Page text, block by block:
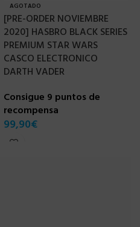
AGOTADO
[PRE-ORDER NOVIEMBRE
2020] HASBRO BLACK SERIES
PREMIUM STAR WARS
CASCO ELECTRONICO
DARTH VADER
Consigue 9 puntos de
recompensa
99,90€